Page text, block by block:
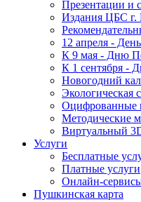
Презентации и
Издания ЦБС г.
12 апреля -
К 9 мая - Дню
К 1 сентября -
Новогодний
Экологическая
Оцифрованные
Методические
Виртуальный
Услуги
Бесплатные
Платные услуги
Онлайн-
Пушкинская карта